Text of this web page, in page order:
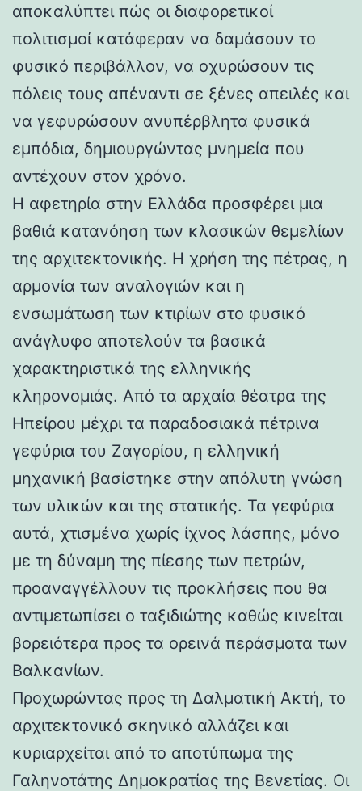
αποκαλύπτει πώς οι διαφορετικοί
πολιτισμοί κατάφεραν να δαμάσουν το
φυσικό περιβάλλον, να οχυρώσουν τις
πόλεις τους απέναντι σε ξένες απειλές και
να γεφυρώσουν ανυπέρβλητα φυσικά
εμπόδια, δημιουργώντας μνημεία που
αντέχουν στον χρόνο.
Η αφετηρία στην Ελλάδα προσφέρει μια
βαθιά κατανόηση των κλασικών θεμελίων
της αρχιτεκτονικής. Η χρήση της πέτρας, η
αρμονία των αναλογιών και η
ενσωμάτωση των κτιρίων στο φυσικό
ανάγλυφο αποτελούν τα βασικά
χαρακτηριστικά της ελληνικής
κληρονομιάς. Από τα αρχαία θέατρα της
Ηπείρου μέχρι τα παραδοσιακά πέτρινα
γεφύρια του Ζαγορίου, η ελληνική
μηχανική βασίστηκε στην απόλυτη γνώση
των υλικών και της στατικής. Τα γεφύρια
αυτά, χτισμένα χωρίς ίχνος λάσπης, μόνο
με τη δύναμη της πίεσης των πετρών,
προαναγγέλλουν τις προκλήσεις που θα
αντιμετωπίσει ο ταξιδιώτης καθώς κινείται
βορειότερα προς τα ορεινά περάσματα των
Βαλκανίων.
Προχωρώντας προς τη Δαλματική Ακτή, το
αρχιτεκτονικό σκηνικό αλλάζει και
κυριαρχείται από το αποτύπωμα της
Γαληνοτάτης Δημοκρατίας της Βενετίας. Οι